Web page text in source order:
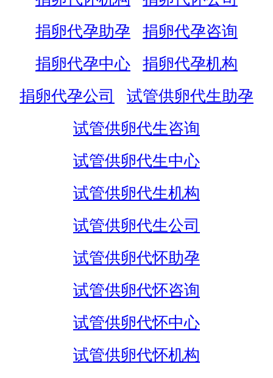
捐卵代孕助孕
捐卵代孕咨询
捐卵代孕中心
捐卵代孕机构
捐卵代孕公司
试管供卵代生助孕
试管供卵代生咨询
试管供卵代生中心
试管供卵代生机构
试管供卵代生公司
试管供卵代怀助孕
试管供卵代怀咨询
试管供卵代怀中心
试管供卵代怀机构